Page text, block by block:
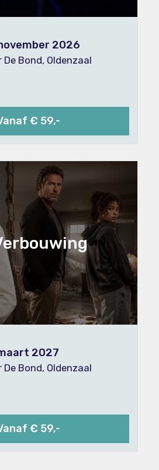
2026
Bond, Oldenzaal
€ 59,-
2027
Bond, Oldenzaal
€ 59,-